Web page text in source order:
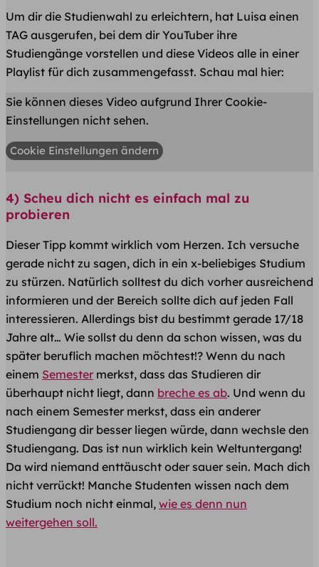
Um dir die Studienwahl zu erleichtern, hat Luisa einen
TAG ausgerufen, bei dem dir YouTuber ihre
Studiengänge vorstellen und diese Videos alle in einer
Playlist für dich zusammengefasst. Schau mal hier:
Sie können dieses Video aufgrund Ihrer Cookie-
Einstellungen nicht sehen.
Cookie Einstellungen ändern
4) Scheu dich nicht es einfach mal zu
probieren
Dieser Tipp kommt wirklich vom Herzen. Ich versuche
gerade nicht zu sagen, dich in ein x-beliebiges Studium
zu stürzen. Natürlich solltest du dich vorher ausreichend
informieren und der Bereich sollte dich auf jeden Fall
interessieren. Allerdings bist du bestimmt gerade 17/18
Jahre alt… Wie sollst du denn da schon wissen, was du
später beruflich machen möchtest!? Wenn du nach
einem Semester merkst, dass das Studieren dir
überhaupt nicht liegt, dann breche es ab. Und wenn du
nach einem Semester merkst, dass ein anderer
Studiengang dir besser liegen würde, dann wechsle den
Studiengang. Das ist nun wirklich kein Weltuntergang!
Da wird niemand enttäuscht oder sauer sein. Mach dich
nicht verrückt! Manche Studenten wissen nach dem
Studium noch nicht einmal, wie es denn nun
weitergehen soll.